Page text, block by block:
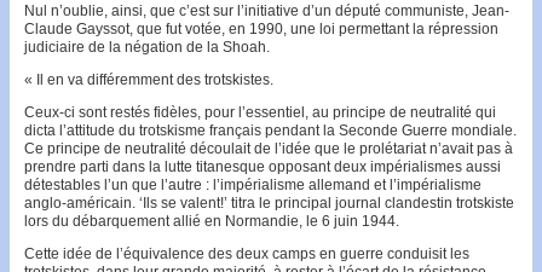
Nul n’oublie, ainsi, que c’est sur l’initiative d’un député com­muniste, Jean-
Claude Gayssot, que fut votée, en 1990, une loi permettant la répression
judiciaire de la négation de la Shoah.
« Il en va différemment des trotskistes.
Ceux-ci sont restés fidèles, pour l’essentiel, au principe de neutralité qui
dicta l’attitude du trotskisme français pendant la Seconde Guerre mondiale.
Ce principe de neutralité découlait de l’idée que le prolétariat n’avait pas à
prendre parti dans la lutte titanes­que opposant deux impérialismes aussi
détes­tables l’un que l’autre : l’impérialis­me allemand et l’impé­rialisme
anglo-américain. ‘Ils se valent!’ titra le principal journal clan­des­tin trotskiste
lors du débar­quement allié en Nor­man­die, le 6 juin 1944.
Cette idée de l’équiva­lence des deux camps en guerre conduisit les